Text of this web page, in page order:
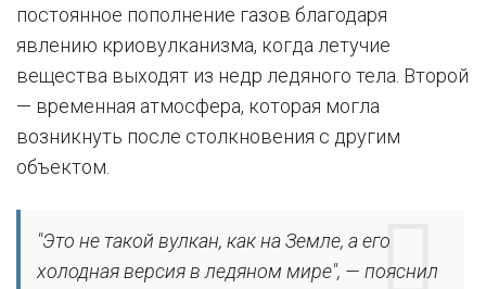
постоянное пополнение газов благодаря
явлению криовулканизма, когда летучие
вещества выходят из недр ледяного тела. Второй
— временная атмосфера, которая могла
возникнуть после столкновения с другим
объектом.
"Это не такой вулкан, как на Земле, а его
холодная версия в ледяном мире", — пояснил